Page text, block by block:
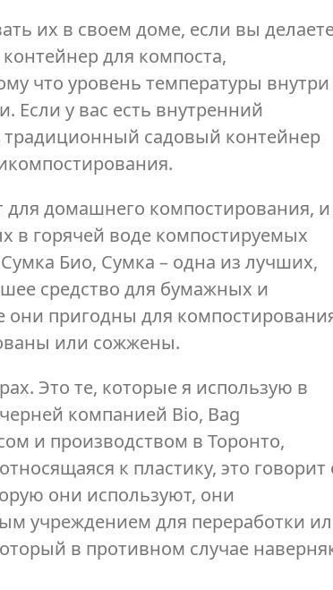
их в своем доме, если вы
для компоста,
что уровень температуры внутри
Если у вас есть внутренний
традиционный садовый контейнер
для домашнего компостирования, и
в горячей воде компостируемых
Био, Сумка – одна из лучших,
средство для бумажных и
они пригодны для
или сожжены.
Это те, которые я использую в
компанией Bio, Bag
и производством в Торонто,
к пластику, это говорит
они используют, они
учреждением для переработки
в противном случае